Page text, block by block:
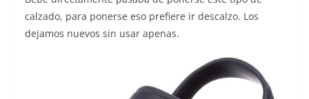
calzado, para ponerse eso prefiere ir descalzo. Los
dejamos nuevos sin usar apenas.